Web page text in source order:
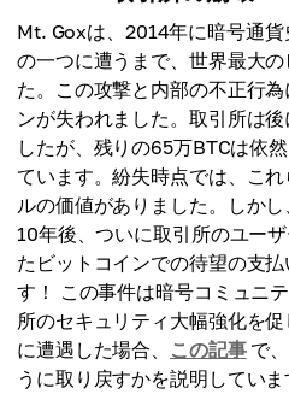
Mt. Goxは、2014年に暗号通
の一つに遭うまで、世界最大
た。この攻撃と内部の不正行
ンが失われました。取引所は
したが、残りの65万BTCは依
ています。紛失時点では、こ
ルの価値がありました。しか
10年後、ついに取引所のユー
たビットコインでの待望の支
す！ この事件は暗号コミュニ
所のセキュリティ大幅強化を
に遭遇した場合、 この記事で
うに取り戻すかを説明していま